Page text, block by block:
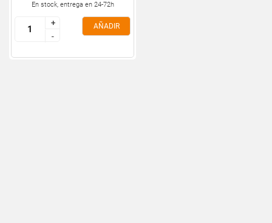
En stock, entrega en 24-72h
+
-
+
-
AÑADIR